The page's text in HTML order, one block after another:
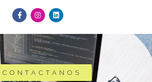
CONTACTANOS